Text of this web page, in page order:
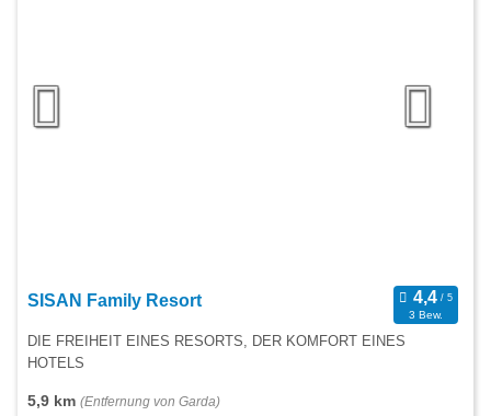
SISAN Family Resort
3 Bew.
DIE FREIHEIT EINES RESORTS, DER KOMFORT EINES
HOTELS
5,9 km (Entfernung von Garda)